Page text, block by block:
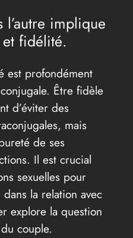
l’autre implique
fidélité.
est profondément
Être fidèle
d’éviter des
mais
de ses
Il est crucial
sexuelles pour
la relation avec
explore la question
couple.